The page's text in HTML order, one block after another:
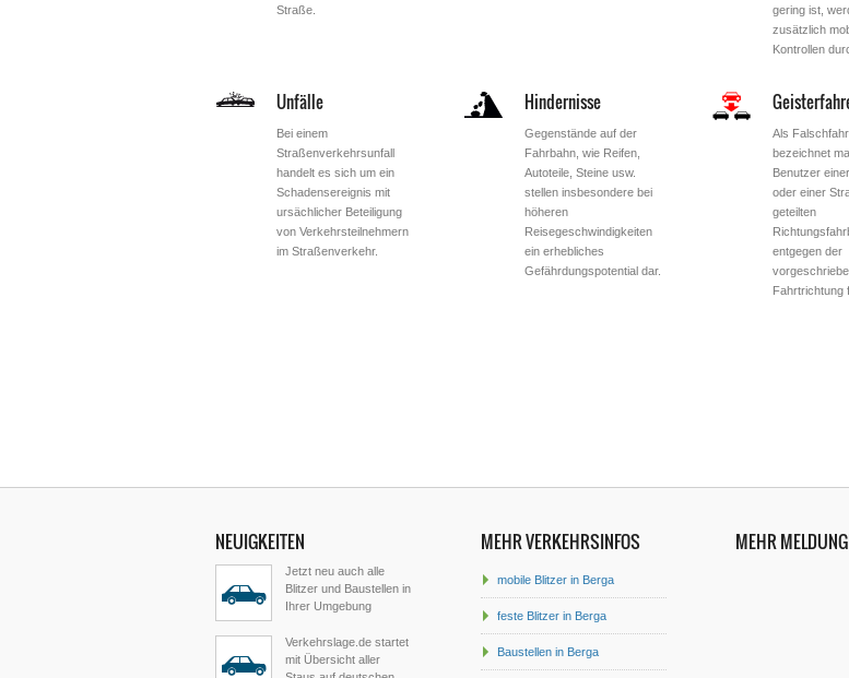
Straße.
gering ist,
zusätzlich
Kontrollen
Unfälle
Bei einem
Straßenverkehrsunfall
handelt es sich um ein
Schadensereignis mit
ursächlicher Beteiligung
von Verkehrsteilnehmern
im Straßenverkehr.
Hindernisse
Gegenstände auf der
Fahrbahn, wie Reifen,
Autoteile, Steine usw.
stellen insbesondere bei
höheren
Reisegeschwindigkeiten
ein erhebliches
Gefährdungspotential dar.
Als
bezeichnet
Benutzer
oder einer
geteilten
entgegen der
Fahrtrichtung
NEUIGKEITEN
Jetzt neu auch alle
Blitzer und Baustellen in
Ihrer Umgebung
Verkehrslage.de startet
mit Übersicht aller
MEHR VERKEHRSINFOS
mobile Blitzer in Berga
feste Blitzer in Berga
Baustellen in Berga
MEHR